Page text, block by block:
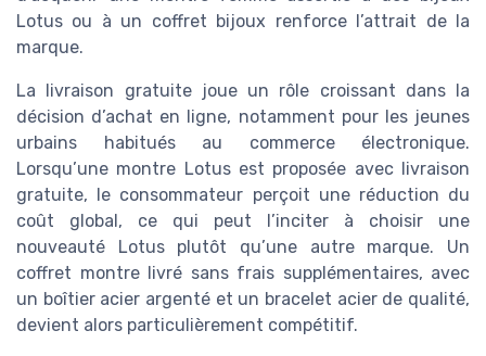
Lotus ou à un coffret bijoux renforce l’attrait de la
marque.
La livraison gratuite joue un rôle croissant dans la
décision d’achat en ligne, notamment pour les jeunes
urbains habitués au commerce électronique.
Lorsqu’une montre Lotus est proposée avec livraison
gratuite, le consommateur perçoit une réduction du
coût global, ce qui peut l’inciter à choisir une
nouveauté Lotus plutôt qu’une autre marque. Un
coffret montre livré sans frais supplémentaires, avec
un boîtier acier argenté et un bracelet acier de qualité,
devient alors particulièrement compétitif.